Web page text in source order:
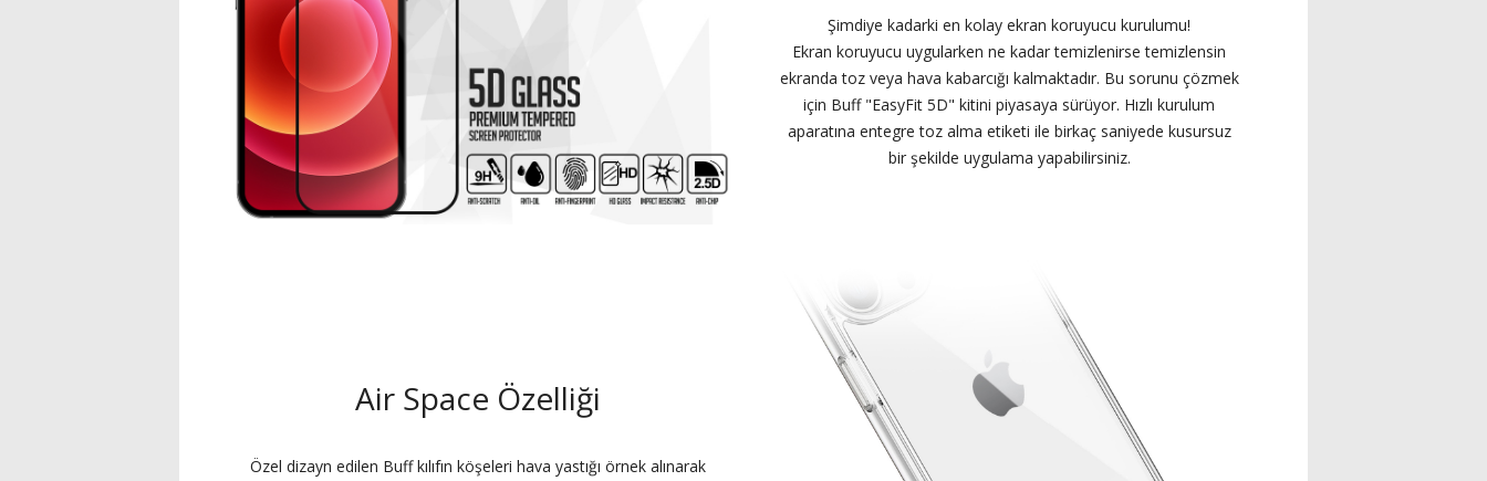
Şimdiye kadarki en kolay ekran koruyucu kurulumu!
Ekran koruyucu uygularken ne kadar temizlenirse temizlensin
ekranda toz veya hava kabarcığı kalmaktadır. Bu sorunu çözmek
için Buff "EasyFit 5D" kitini piyasaya sürüyor. Hızlı kurulum
aparatına entegre toz alma etiketi ile birkaç saniyede kusursuz
bir şekilde uygulama yapabilirsiniz.
Air Space Özelliği
Özel dizayn edilen Buff kılıfın köşeleri hava yastığı örnek alınarak